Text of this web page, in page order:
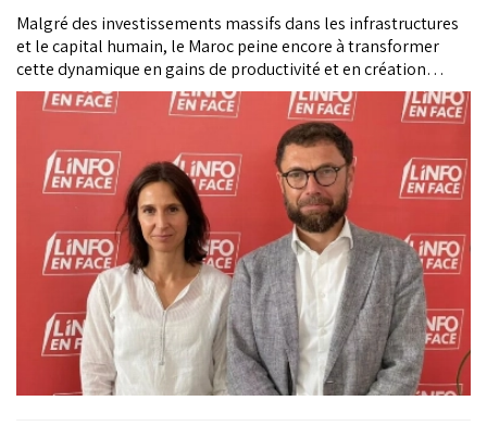
Malgré des investissements massifs dans les infrastructures
et le capital humain, le Maroc peine encore à transformer
cette dynamique en gains de productivité et en création
d’emplois de qualité. Javier Diaz Cassou et Cristina Moreno,
économistes au sein du Groupe Banque mondiale Maroc, ont
livré une lecture approfondie des fragilités du tissu productif
national, tout en identifiant plusieurs secteurs à fort
potentiel capables d’accélérer l’investissement privé,
l’innovation et l’emploi dans les prochaines années.